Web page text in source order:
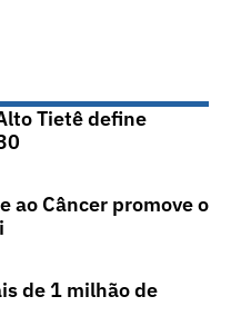
Tietê define
ao Câncer promove o
de 1 milhão de